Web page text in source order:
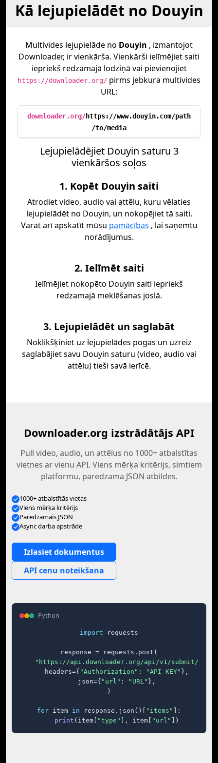
Kā lejupielādēt no Douyin
Multivides lejupielāde no Douyin , izmantojot
Downloader, ir vienkārša. Vienkārši ielīmējiet saiti
iepriekš redzamajā lodziņā vai pievienojiet
https://downloader.org/ pirms jebkura multivides
URL:
downloader.org/https://www.douyin.com/path
/to/media
Lejupielādējiet Douyin saturu 3
vienkāršos soļos
1. Kopēt Douyin saiti
Atrodiet video, audio vai attēlu, kuru vēlaties
lejupielādēt no Douyin, un nokopējiet tā saiti.
Varat arī apskatīt mūsu pamācības , lai saņemtu
norādījumus.
2. Ielīmēt saiti
Ielīmējiet nokopēto Douyin saiti iepriekš
redzamajā meklēšanas joslā.
3. Lejupielādēt un saglabāt
Noklikšķiniet uz lejupielādes pogas un uzreiz
saglabājiet savu Douyin saturu (video, audio vai
attēlu) tieši savā ierīcē.
Downloader.org izstrādātājs API
Pull video, audio, un attēlus no 1000+ atbalstītas
vietnes ar vienu API. Viens mērķa kritērijs, simtiem
platformu, paredzama JSON atbildes.
1000+ atbalstītās vietas
Viens mērķa kritērijs
Paredzamais JSON
Async darba apstrāde
Izlasiet dokumentus
API cenu noteikšana
Python
import requests
response = requests.post(
"https://api.downloader.org/api/v1/submit/"
    headers={
"Authorization" : "API_KEY" },
    json={
"url" : "URL" },
)
for item in response.json()[ "items"
]:
print (item[ "type" ], item[ "url" ])